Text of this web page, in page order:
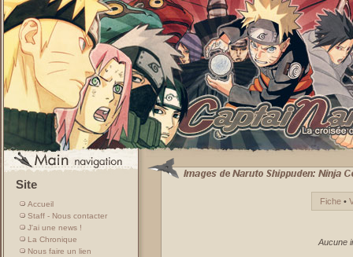
Site
Accueil
Staff - Nous contacter
J'ai une news !
La Chronique
Nous faire un lien
Fiche •
Aucune